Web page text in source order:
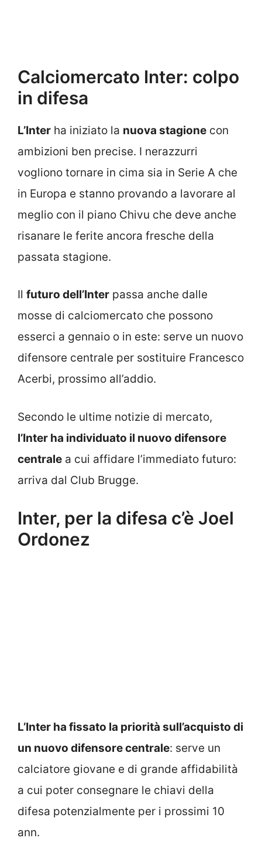
Calciomercato Inter: colpo
in difesa
L’Inter ha iniziato la nuova stagione con
ambizioni ben precise. I nerazzurri
vogliono tornare in cima sia in Serie A che
in Europa e stanno provando a lavorare al
meglio con il piano Chivu che deve anche
risanare le ferite ancora fresche della
passata stagione.
Il futuro dell’Inter passa anche dalle
mosse di calciomercato che possono
esserci a gennaio o in este: serve un nuovo
difensore centrale per sostituire Francesco
Acerbi, prossimo all’addio.
Secondo le ultime notizie di mercato,
l’Inter ha individuato il nuovo difensore
centrale a cui affidare l’immediato futuro:
arriva dal Club Brugge.
Inter, per la difesa c’è Joel
Ordonez
L’Inter ha fissato la priorità sull’acquisto di
un nuovo difensore centrale: serve un
calciatore giovane e di grande affidabilità
a cui poter consegnare le chiavi della
difesa potenzialmente per i prossimi 10
ann.